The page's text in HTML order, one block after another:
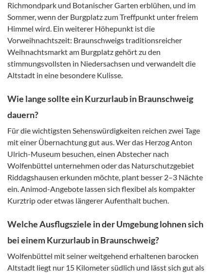
Richmondpark und Botanischer Garten erblühen, und im
Sommer, wenn der Burgplatz zum Treffpunkt unter freiem
Himmel wird. Ein weiterer Höhepunkt ist die
Vorweihnachtszeit: Braunschweigs traditionsreicher
Weihnachtsmarkt am Burgplatz gehört zu den
stimmungsvollsten in Niedersachsen und verwandelt die
Altstadt in eine besondere Kulisse.
Wie lange sollte ein Kurzurlaub in Braunschweig
dauern?
Für die wichtigsten Sehenswürdigkeiten reichen zwei Tage
mit einer Übernachtung gut aus. Wer das Herzog Anton
Ulrich-Museum besuchen, einen Abstecher nach
Wolfenbüttel unternehmen oder das Naturschutzgebiet
Riddagshausen erkunden möchte, plant besser 2–3 Nächte
ein. Animod-Angebote lassen sich flexibel als kompakter
Kurztrip oder etwas längerer Aufenthalt buchen.
Welche Ausflugsziele in der Umgebung lohnen sich
bei einem Kurzurlaub in Braunschweig?
Wolfenbüttel mit seiner weitgehend erhaltenen barocken
Altstadt liegt nur 15 Kilometer südlich und lässt sich gut als